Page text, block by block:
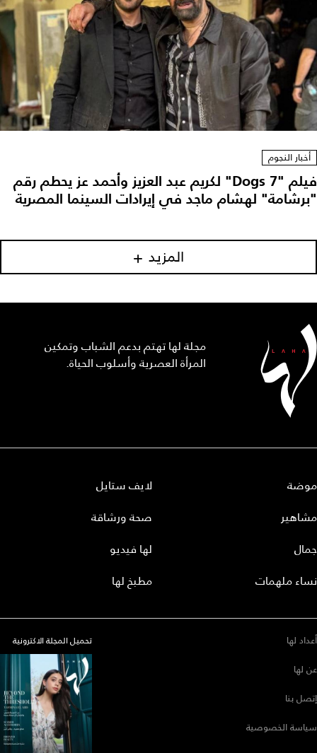
أخبار النجوم
فيلم "7 Dogs" لكريم عبد العزيز وأحمد عز يحطم رقم
"برشامة" لهشام ماجد في إيرادات السينما المصرية
المزيد
مجلة لها تهتم بدعم الشباب وتمكين
المرأة العصرية وأسلوب الحياة.
موضة
مشاهير
جمال
نساء ملهمات
لايف ستايل
صحة ورشاقة
لها فيديو
مطبخ لها
أعداد لها
عن لها
إتصل بنا
سياسة الخصوصية
تحميل المجلة الاكترونية